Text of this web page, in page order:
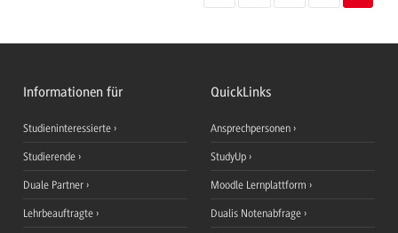
Informationen für
Studieninteressierte
Studierende
Duale Partner
Lehrbeauftragte
QuickLinks
Ansprechpersonen
StudyUp
Moodle Lernplattform
Dualis Notenabfrage